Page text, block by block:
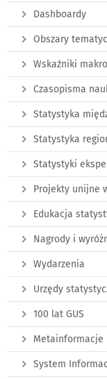
Dashboardy
Obszary
Wskaźniki
Czasopisma
Statystyka
Statystyka
Statystyki
Projekty unijne
Edukacja
Nagrody i
Wydarzenia
Urzędy
100 lat GUS
Metainformacje
System